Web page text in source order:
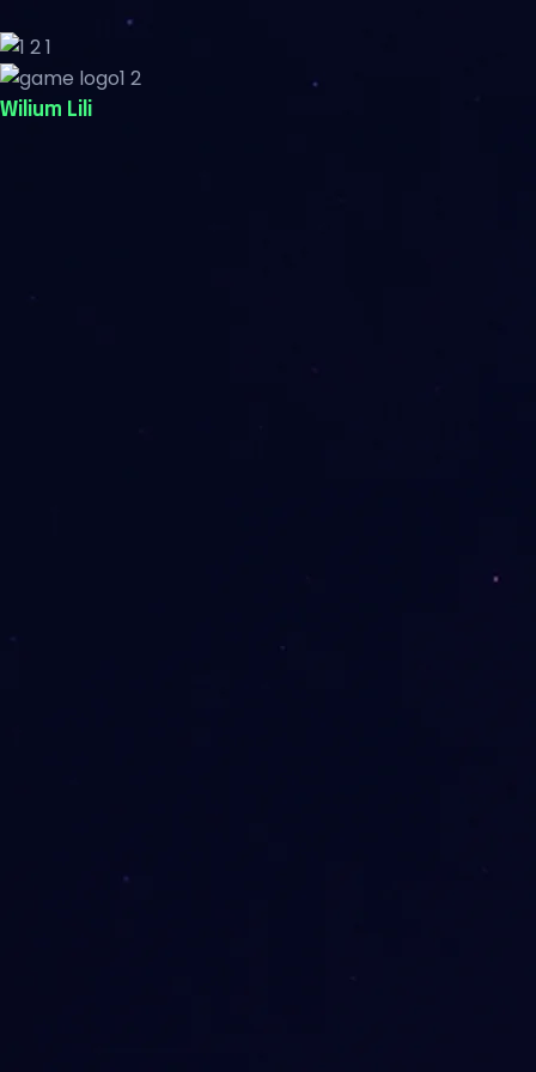
Wilium Lili